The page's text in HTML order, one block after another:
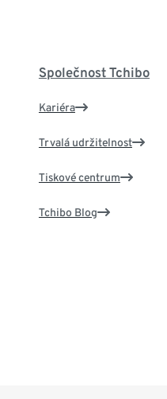
Společnost Tchibo
Kariéra
Trvalá udržitelnost
Tiskové centrum
Tchibo Blog